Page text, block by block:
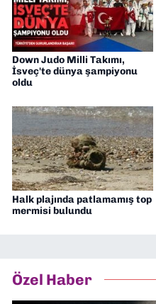
Down Judo Milli Takımı,
İsveç'te dünya şampiyonu
oldu
Halk plajında patlamamış top
mermisi bulundu
Özel Haber